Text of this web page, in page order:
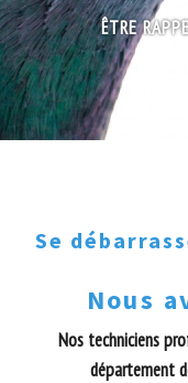
ÊTRE
Se
Nous
Nos techniciens
département